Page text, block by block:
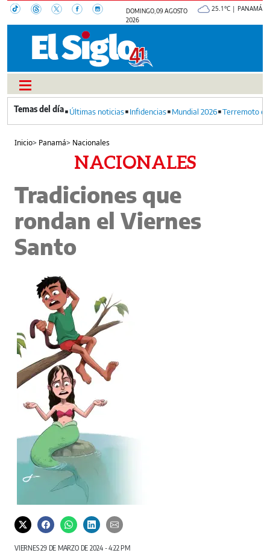
DOMINGO, 09 AGOSTO
2026
25.1°C | PANAMÁ
Últimas noticias Infidencias Mundial 2026 Terremoto
Inicio> Panamá> Nacionales
NACIONALES
Tradiciones que
rondan el Viernes
Santo
VIERNES 29 DE MARZO DE 2024 - 4:22 PM